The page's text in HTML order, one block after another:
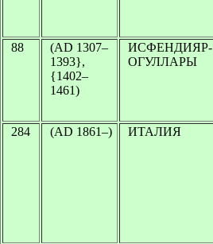
88
(AD 1307–
1393},
{1402–
1461)
ИСФЕНДИЯР-
ОГУЛЛАРЫ
284 (AD 1861–) ИТАЛИЯ